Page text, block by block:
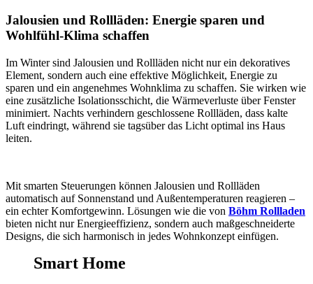
Jalousien und Rollläden: Energie sparen und
Wohlfühl-Klima schaffen
Im Winter sind Jalousien und Rollläden nicht nur ein dekoratives
Element, sondern auch eine effektive Möglichkeit, Energie zu
sparen und ein angenehmes Wohnklima zu schaffen. Sie wirken wie
eine zusätzliche Isolationsschicht, die Wärmeverluste über Fenster
minimiert. Nachts verhindern geschlossene Rollläden, dass kalte
Luft eindringt, während sie tagsüber das Licht optimal ins Haus
leiten.
Mit smarten Steuerungen können Jalousien und Rollläden
automatisch auf Sonnenstand und Außentemperaturen reagieren –
ein echter Komfortgewinn. Lösungen wie die von Böhm Rollladen
bieten nicht nur Energieeffizienz, sondern auch maßgeschneiderte
Designs, die sich harmonisch in jedes Wohnkonzept einfügen.
Smart Home